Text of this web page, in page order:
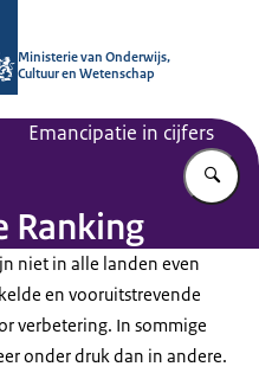
Ministerie van Onderwijs,
Cultuur en Wetenschap
Emancipatie in cijfers
Ranking
niet in alle landen even
en vooruitstrevende
verbetering. In sommige
onder druk dan in andere.